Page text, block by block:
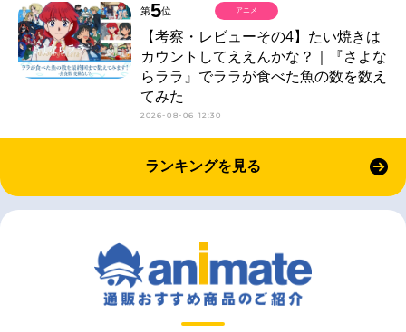
第5位
【考察・レビューその4】たい焼きは
カウントしてええんかな？｜『さよな
らララ』でララが食べた魚の数を数え
てみた
2026-08-06 12:30
アニメ
ランキングを見る